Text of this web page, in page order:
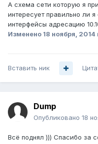
А схема сети которую я
интересует правильно ли
интерфейсы адресацию
Изменено 18 ноября, 2014
Вставить ник
Dump
Опубликовано 18
Всё поднял ))) Спасибо за